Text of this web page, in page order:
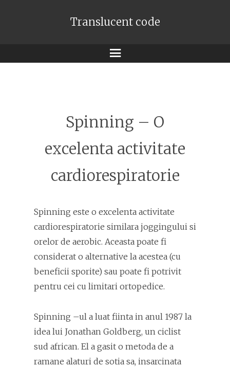
Translucent code
Meniu
Spinning – O
excelenta activitate
cardiorespiratorie
Spinning este o excelenta activitate
cardiorespiratorie similara joggingului si
orelor de aerobic. Aceasta poate fi
considerat o alternative la acestea (cu
beneficii sporite) sau poate fi potrivit
pentru cei cu limitari ortopedice.
Spinning –ul a luat fiinta in anul 1987 la
idea lui Jonathan Goldberg, un ciclist
sud african. El a gasit o metoda de a
ramane alaturi de sotia sa, insarcinata